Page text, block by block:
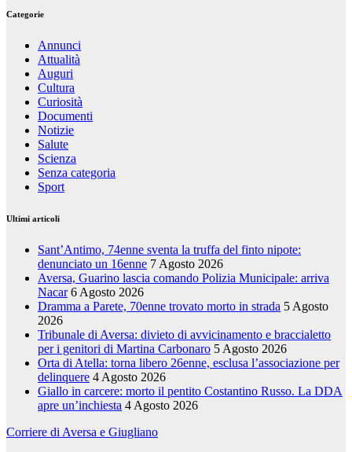
Categorie
Annunci
Attualità
Auguri
Cultura
Curiosità
Documenti
Notizie
Salute
Scienza
Senza categoria
Sport
Ultimi articoli
Sant’Antimo, 74enne sventa la truffa del finto nipote:
denunciato un 16enne 7 Agosto 2026
Aversa, Guarino lascia comando Polizia Municipale: arriva
Nacar 6 Agosto 2026
Dramma a Parete, 70enne trovato morto in strada 5 Agosto
2026
Tribunale di Aversa: divieto di avvicinamento e braccialetto
per i genitori di Martina Carbonaro 5 Agosto 2026
Orta di Atella: torna libero 26enne, esclusa l’associazione per
delinquere 4 Agosto 2026
Giallo in carcere: morto il pentito Costantino Russo. La DDA
apre un’inchiesta 4 Agosto 2026
Corriere di Aversa e Giugliano